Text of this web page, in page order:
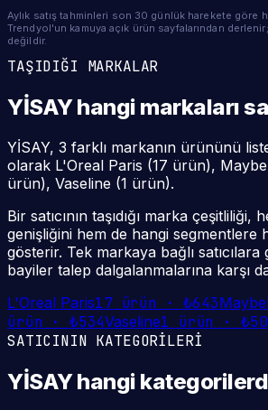
Aylık satış tahminleri son 30 günlük harekete göre
Trendyol'un kamuya açık ürün sayfalarından
değildir.
TAŞIDIĞI MARKALAR
YİSAYhangi markaları
YİSAY, 3 farklı markanın ürününü
olarak L'Oreal Paris (17 ürün),
ürün), Vaseline (1 ürün).
Bir satıcının taşıdığı marka çeşitliliği,
genişliğini hem de hangi segmentlere
gösterir. Tek markaya bağlı
bayiler talep dalgalanmalarına karşı
L'Oreal Paris17ürün ·₺643
ürün · ₺534Vaseline1 ürün ·
SATICININ KATEGORİLERİ
YİSAYhangi